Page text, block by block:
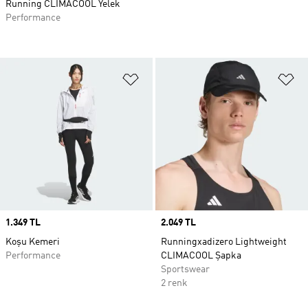
Favori Listesine Ekle
Price
1.349 TL
Koşu Kemeri
Performance
Price
2.049 TL
Runningxadizero Lightweight
CLIMACOOL Şapka
Sportswear
2 renk
Running CLIMACOOL Yelek
Performance